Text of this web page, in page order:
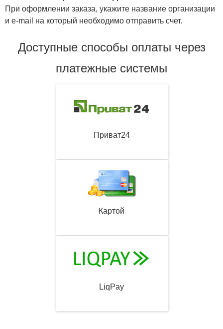
При оформлении заказа, укажите название организации
и e-mail на который необходимо отправить счет.
Доступные способы оплаты через
платежные системы
Приват24
Картой
LiqPay